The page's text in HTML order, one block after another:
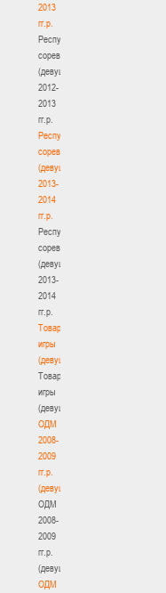
2013
гг.р.
Республиканские
соревнования
(девушки)
2012-
2013
гг.р.
Республиканские
соревнования
(девушки)
2013-
2014
гг.р.
Республиканские
соревнования
(девушки)
2013-
2014
гг.р.
Товарищеские
игры
(девушки)
Товарищеские
игры
(девушки)
ОДМ
2008-
2009
гг.р.
(девушки)
ОДМ
2008-
2009
гг.р.
(девушки)
ОДМ